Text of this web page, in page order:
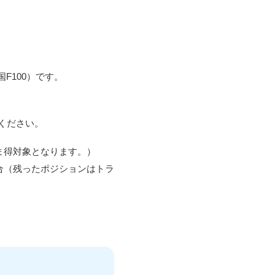
）です。
ださい。
対象となります。）
（残ったポジションはトラ